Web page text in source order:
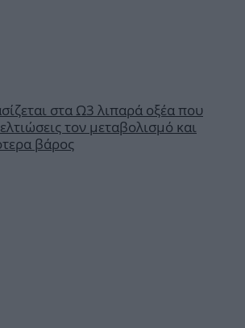
στα Ω3 λιπαρά οξέα που
τον μεταβολισμό και
βάρος